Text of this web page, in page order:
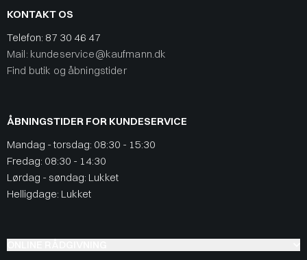
KONTAKT OS
Telefon: 87 30 46 47
Mail: kundeservice@kaufmann.dk
Find butik og åbningstider
ÅBNINGSTIDER FOR KUNDESERVICE
Mandag - torsdag: 08:30 - 15:30
Fredag: 08:30 - 14:30
Lørdag - søndag: Lukket
Helligdage: Lukket